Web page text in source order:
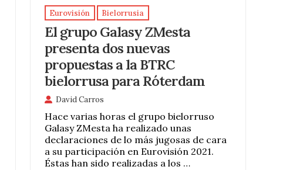
Eurovisión Bielorrusia
El grupo Galasy ZMesta
presenta dos nuevas
propuestas a la BTRC
bielorrusa para Róterdam
David Carros
Hace varias horas el grupo bielorruso
Galasy ZMesta ha realizado unas
declaraciones de lo más jugosas de cara
a su participación en Eurovisión 2021.
Éstas han sido realizadas a los …